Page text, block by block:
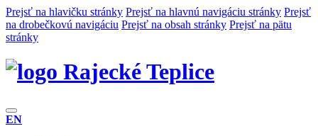
Prejsť na hlavičku stránky Prejsť na hlavnú navigáciu stránky Prejsť
na drobečkovú navigáciu Prejsť na obsah stránky Prejsť na pätu
stránky
Rajecké Teplice
EN